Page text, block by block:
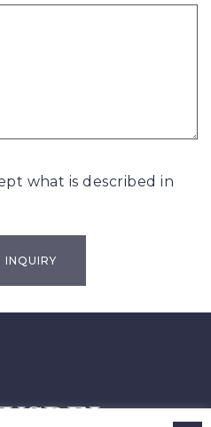
what is described in